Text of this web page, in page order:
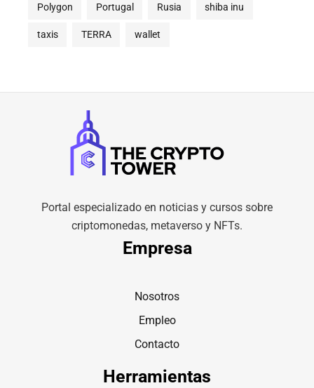
Polygon Portugal Rusia shiba inu
taxis TERRA wallet
Portal especializado en noticias y cursos sobre
criptomonedas, metaverso y NFTs.
Empresa
Nosotros
Empleo
Contacto
Herramientas